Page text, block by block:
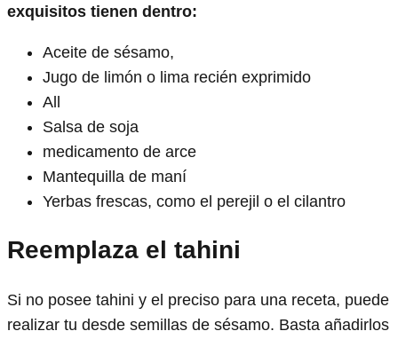
exquisitos tienen dentro:
Aceite de sésamo,
Jugo de limón o lima recién exprimido
All
Salsa de soja
medicamento de arce
Mantequilla de maní
Yerbas frescas, como el perejil o el cilantro
Reemplaza el tahini
Si no posee tahini y el preciso para una receta, puede
realizar tu desde semillas de sésamo. Basta añadirlos